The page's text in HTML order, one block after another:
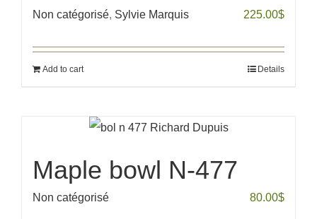
Non catégorisé, Sylvie Marquis 225.00$
Add to cart Details
Maple bowl N-477
Non catégorisé 80.00$